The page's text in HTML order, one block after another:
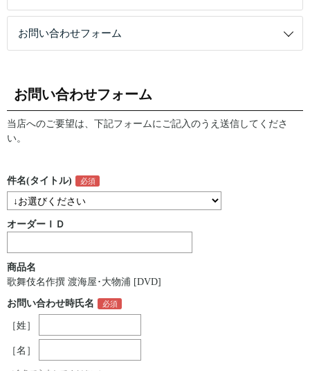
お問い合わせフォーム
お問い合わせフォーム
当店へのご要望は、下記フォームにご記入のうえ送信してくださ
い。
件名(タイトル)
オーダーＩＤ
商品名
歌舞伎名作撰 渡海屋･大物浦 [DVD]
お問い合わせ時氏名
［姓］
［名］